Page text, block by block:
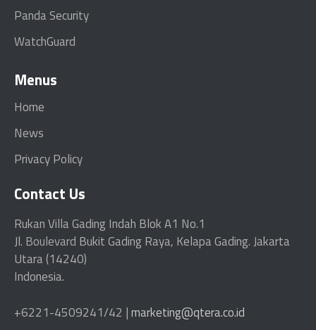
Panda Security
WatchGuard
Menus
Home
News
Privacy Policy
Contact Us
Rukan Villa Gading Indah Blok A1 No.1
Jl. Boulevard Bukit Gading Raya, Kelapa Gading. Jakarta
Utara (14240)
Indonesia.
+6221-4509241/42 |marketing@qtera.co.id